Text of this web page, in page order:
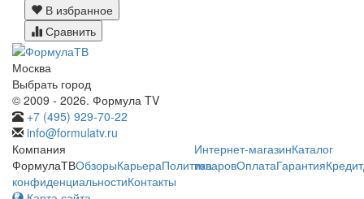
В избранное
Сравнить
Москва
Выбрать город
© 2009 - 2026. Формула TV
+7 (495) 929-70-22
info@formulatv.ru
Компания
ФормулаТВОбзорыКарьераПолитика
конфиденциальностиКонтакты
Интернет-магазинКаталог
товаровОплатаГарантияКредит